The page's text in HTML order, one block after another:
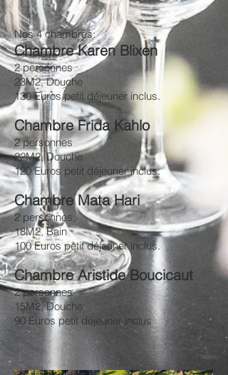
Nos 4 chambres:
Chambre Karen Blixen
2 personnes
23M2, Douche
130 Euros petit déjeuner inclus.
Chambre Frida Kahlo
2 personnes
22M2, Douche
120 Euros petit déjeuner inclus.
Chambre Mata Hari
2 personnes,
18M2, Bain
100 Euros petit déjeuner inclus.
Chambre Aristide Boucicaut
2 personnes
15M2, Douche
90 Euros petit déjeuner inclus